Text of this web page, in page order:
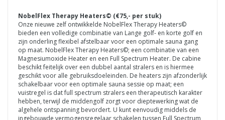
NobelFlex Therapy Heaters© (€75,- per stuk)
Onze nieuwe zelf ontwikkelde NobelFlex Therapy Heaters©
bieden een volledige combinatie van Lange golf- en korte golf en
zijn onderling flexibel afstelbaar voor een optimale sauna gang
op maat. NobelFlex Therapy Heaters©; een combinatie van een
Magnesiumoxide Heater en een Full Spectrum Heater. De cabine
beschikt feitelijk over een dubbel aantal stralers en is hiermee
geschikt voor alle gebruiksdoeleinden. De heaters zijn afzonderlijk
schakelbaar voor een optimale sauna sessie op maat; een
vuistregel is dat full spectrum stralers een therapeutisch karakter
hebben, terwijl de middengolf zorgt voor dieptewerking wat de
algehele ontspanning bevordert. U kunt eenvoudig middels de
ingebouwde vermogensregelaar schakelen tussen Full Spectrum